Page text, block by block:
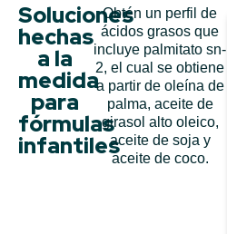
Soluciones
hechas
a la
medida
para
fórmulas
infantiles
Obtén un perfil de
ácidos grasos que
incluye palmitato sn-
2, el cual se obtiene
a partir de oleína de
palma, aceite de
girasol alto oleico,
aceite de soja y
aceite de coco.